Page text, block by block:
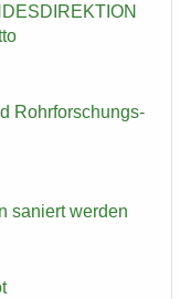
Rohr­for­schungs­
sa­niert wer­den